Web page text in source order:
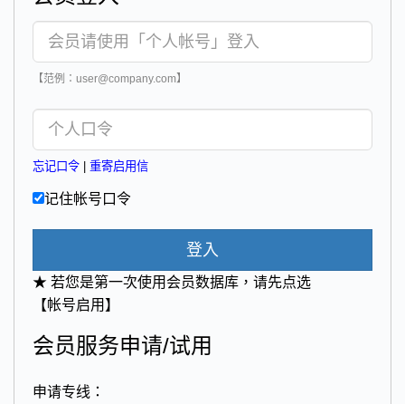
【范例：user@company.com】
忘记口令 重寄启用信
记住帐号口令
登入
★ 若您是第一次使用会员数据库，请先点选
【帐号启用】
会员服务申请/试用
申请专线：